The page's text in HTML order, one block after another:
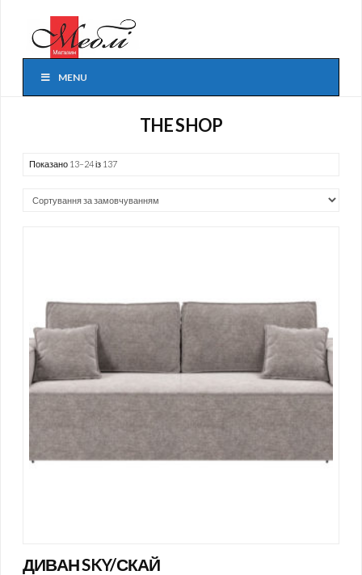
MENU
THE SHOP
Показано 13–24 із 137
ДИВАН SKY/СКАЙ